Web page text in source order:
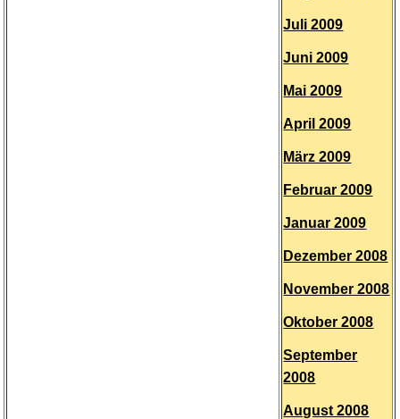
Juli 2009
Juni 2009
Mai 2009
April 2009
März 2009
Februar 2009
Januar 2009
Dezember 2008
November 2008
Oktober 2008
September
2008
August 2008